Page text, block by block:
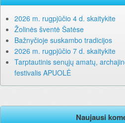
2026 m. rugpjūčio 4 d. skaitykite
Žolinės šventė Šatėse
Bažnyčioje suskambo tradicijos
2026 m. rugpjūčio 7 d. skaitykite
Tarptautinis senųjų amatų,
festivalis APUOLĖ
Naujausi